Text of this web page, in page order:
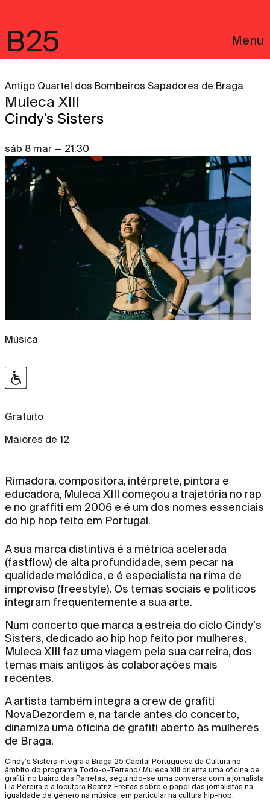
B25 Menu
Antigo Quartel dos Bombeiros Sapadores de Braga
Muleca XIII
Cindy’s Sisters
sáb 8 mar — 21:30
Música
Gratuito
Maiores de 12
Rimadora, compositora, intérprete, pintora e
educadora, Muleca XIII começou a trajetória no rap
e no graffiti em 2006 e é um dos nomes essenciais
do hip hop feito em Portugal.
A sua marca distintiva é a métrica acelerada
(fastflow) de alta profundidade, sem pecar na
qualidade melódica, e é especialista na rima de
improviso (freestyle). Os temas sociais e políticos
integram frequentemente a sua arte.
Num concerto que marca a estreia do ciclo Cindy’s
Sisters, dedicado ao hip hop feito por mulheres,
Muleca XIII faz uma viagem pela sua carreira, dos
temas mais antigos às colaborações mais
recentes.
A artista também integra a crew de grafiti
NovaDezordem e, na tarde antes do concerto,
dinamiza uma oficina de grafiti aberto às mulheres
de Braga.
Cindy’s Sisters integra a Braga 25 Capital Portuguesa da Cultura no
âmbito do programa Todo-o-Terreno/ Muleca XIII orienta uma oficina de
grafiti, no bairro das Parretas, seguindo-se uma conversa com a jornalista
Lia Pereira e a locutora Beatriz Freitas sobre o papel das jornalistas na
igualdade de género na música, em particular na cultura hip-hop.